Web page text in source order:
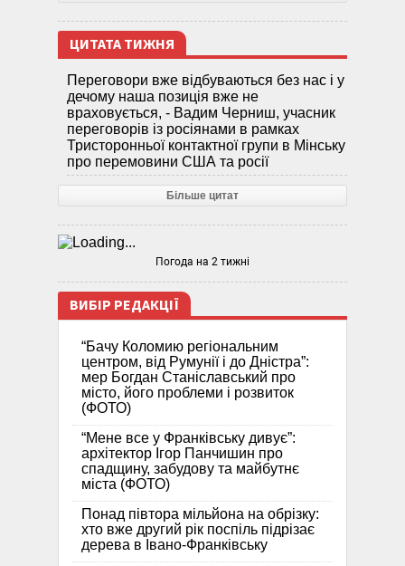
ЦИТАТА ТИЖНЯ
Переговори вже відбуваються без нас і у
дечому наша позиція вже не
враховується, - Вадим Черниш, учасник
переговорів із росіянами в рамках
Тристоронньої контактної групи в Мінську
про перемовини США та росії
Більше цитат
Погода на 2 тижні
ВИБІР РЕДАКЦІЇ
“Бачу Коломию регіональним
центром, від Румунії і до Дністра”:
мер Богдан Станіславський про
місто, його проблеми і розвиток
(ФОТО)
“Мене все у Франківську дивує”:
архітектор Ігор Панчишин про
спадщину, забудову та майбутнє
міста (ФОТО)
Понад півтора мільйона на обрізку:
хто вже другий рік поспіль підрізає
дерева в Івано-Франківську